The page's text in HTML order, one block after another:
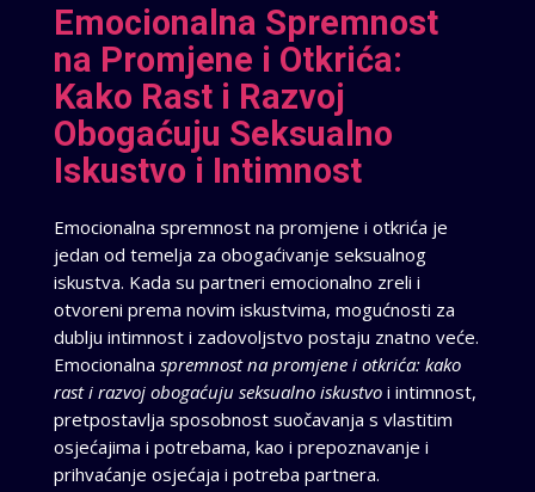
Emocionalna Spremnost
na Promjene i Otkrića:
Kako Rast i Razvoj
Obogaćuju Seksualno
Iskustvo i Intimnost
Emocionalna spremnost na promjene i otkrića je
jedan od temelja za obogaćivanje seksualnog
iskustva. Kada su partneri emocionalno zreli i
otvoreni prema novim iskustvima, mogućnosti za
dublju intimnost i zadovoljstvo postaju znatno veće.
Emocionalna spremnost na promjene i otkrića: kako
rast i razvoj obogaćuju seksualno iskustvoi intimnost,
pretpostavlja sposobnost suočavanja s vlastitim
osjećajima i potrebama, kao i prepoznavanje i
prihvaćanje osjećaja i potreba partnera.